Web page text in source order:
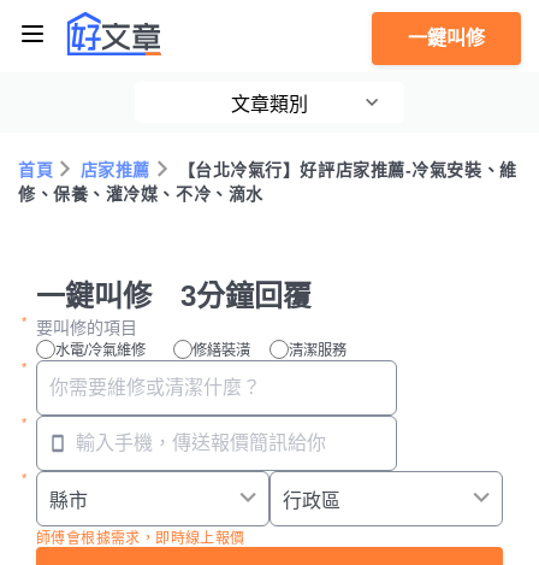
一鍵叫修
文章類別
首頁 店家推薦
【台北冷氣行】好評店家推薦-冷氣安裝、維
修、保養、灌冷媒、不冷、滴水
一鍵叫修 3分鐘回覆
要叫修的項目
水電/冷氣維修 修繕裝潢 清潔服務
師傅會根據需求，即時線上報價